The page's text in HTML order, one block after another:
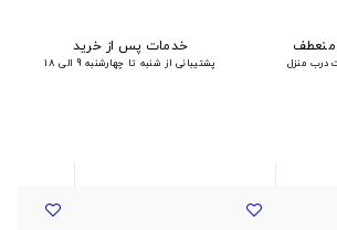
درب منزل
خدمات پس از خرید
پشتیبانی از شنبه تا چهارشنبه 9 الی 18